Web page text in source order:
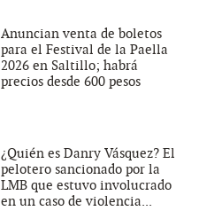
Anuncian venta de boletos
para el Festival de la Paella
2026 en Saltillo; habrá
precios desde 600 pesos
¿Quién es Danry Vásquez? El
pelotero sancionado por la
LMB que estuvo involucrado
en un caso de violencia...